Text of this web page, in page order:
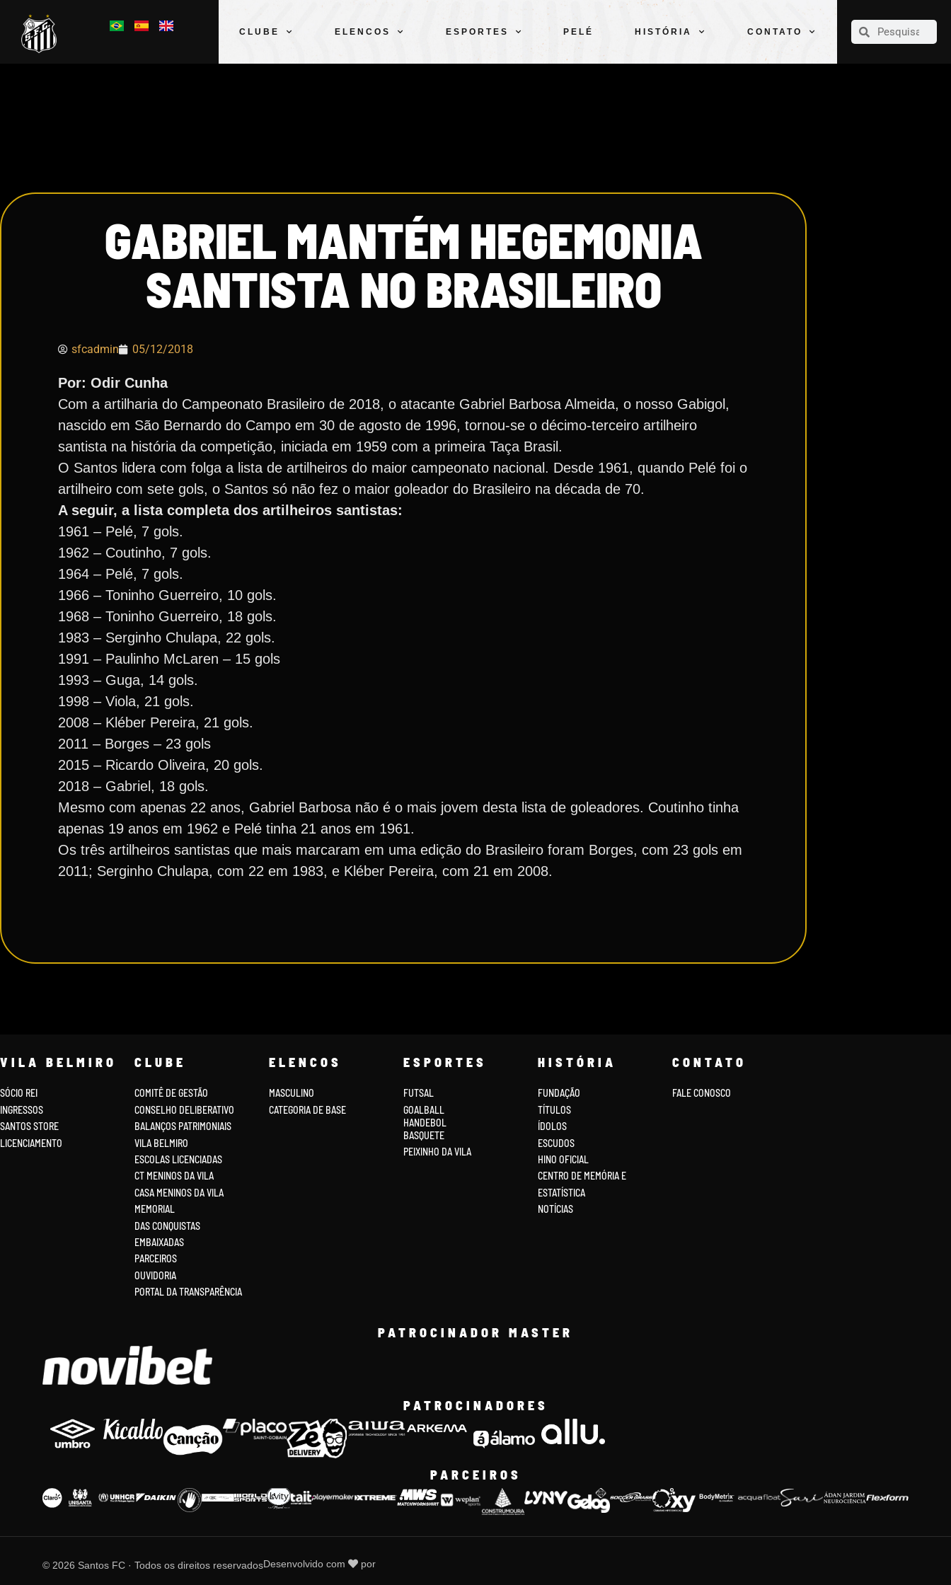
CLUBE ELENCOS ESPORTES PELÉ HISTÓRIA CONTATO
CLUBE
GABRIEL MANTÉM HEGEMONIA
SANTISTA NO BRASILEIRO
sfcadmin 05/12/2018
Por: Odir Cunha
Com a artilharia do Campeonato Brasileiro de 2018, o atacante Gabriel Barbosa Almeida, o nosso Gabigol,
nascido em São Bernardo do Campo em 30 de agosto de 1996, tornou-se o décimo-terceiro artilheiro
santista na história da competição, iniciada em 1959 com a primeira Taça Brasil.
O Santos lidera com folga a lista de artilheiros do maior campeonato nacional. Desde 1961, quando Pelé foi o
artilheiro com sete gols, o Santos só não fez o maior goleador do Brasileiro na década de 70.
A seguir, a lista completa dos artilheiros santistas:
1961 – Pelé, 7 gols.
1962 – Coutinho, 7 gols.
1964 – Pelé, 7 gols.
1966 – Toninho Guerreiro, 10 gols.
1968 – Toninho Guerreiro, 18 gols.
1983 – Serginho Chulapa, 22 gols.
1991 – Paulinho McLaren – 15 gols
1993 – Guga, 14 gols.
1998 – Viola, 21 gols.
2008 – Kléber Pereira, 21 gols.
2011 – Borges – 23 gols
2015 – Ricardo Oliveira, 20 gols.
2018 – Gabriel, 18 gols.
Mesmo com apenas 22 anos, Gabriel Barbosa não é o mais jovem desta lista de goleadores. Coutinho tinha
apenas 19 anos em 1962 e Pelé tinha 21 anos em 1961.
Os três artilheiros santistas que mais marcaram em uma edição do Brasileiro foram Borges, com 23 gols em
2011; Serginho Chulapa, com 22 em 1983, e Kléber Pereira, com 21 em 2008.
VILA BELMIRO
SÓCIO REI
INGRESSOS
SANTOS STORE
LICENCIAMENTO
CLUBE
COMITÊ DE GESTÃO
CONSELHO DELIBERATIVO
BALANÇOS PATRIMONIAIS
VILA BELMIRO
ESCOLAS LICENCIADAS
CT MENINOS DA VILA
CASA MENINOS DA VILA
MEMORIAL
DAS CONQUISTAS
EMBAIXADAS
PARCEIROS
OUVIDORIA
PORTAL DA TRANSPARÊNCIA
ELENCOS
MASCULINO
CATEGORIA DE BASE
ESPORTES
FUTSAL
GOALBALL
HANDEBOL
BASQUETE
PEIXINHO DA VILA
HISTÓRIA
FUNDAÇÃO
TÍTULOS
ÍDOLOS
ESCUDOS
HINO OFICIAL
CENTRO DE MEMÓRIA E
ESTATÍSTICA
NOTÍCIAS
CONTATO
FALE CONOSCO
PATROCINADOR MASTER
PATROCINADORES
PARCEIROS
© 2026 Santos FC · Todos os direitos reservadosDesenvolvido com por